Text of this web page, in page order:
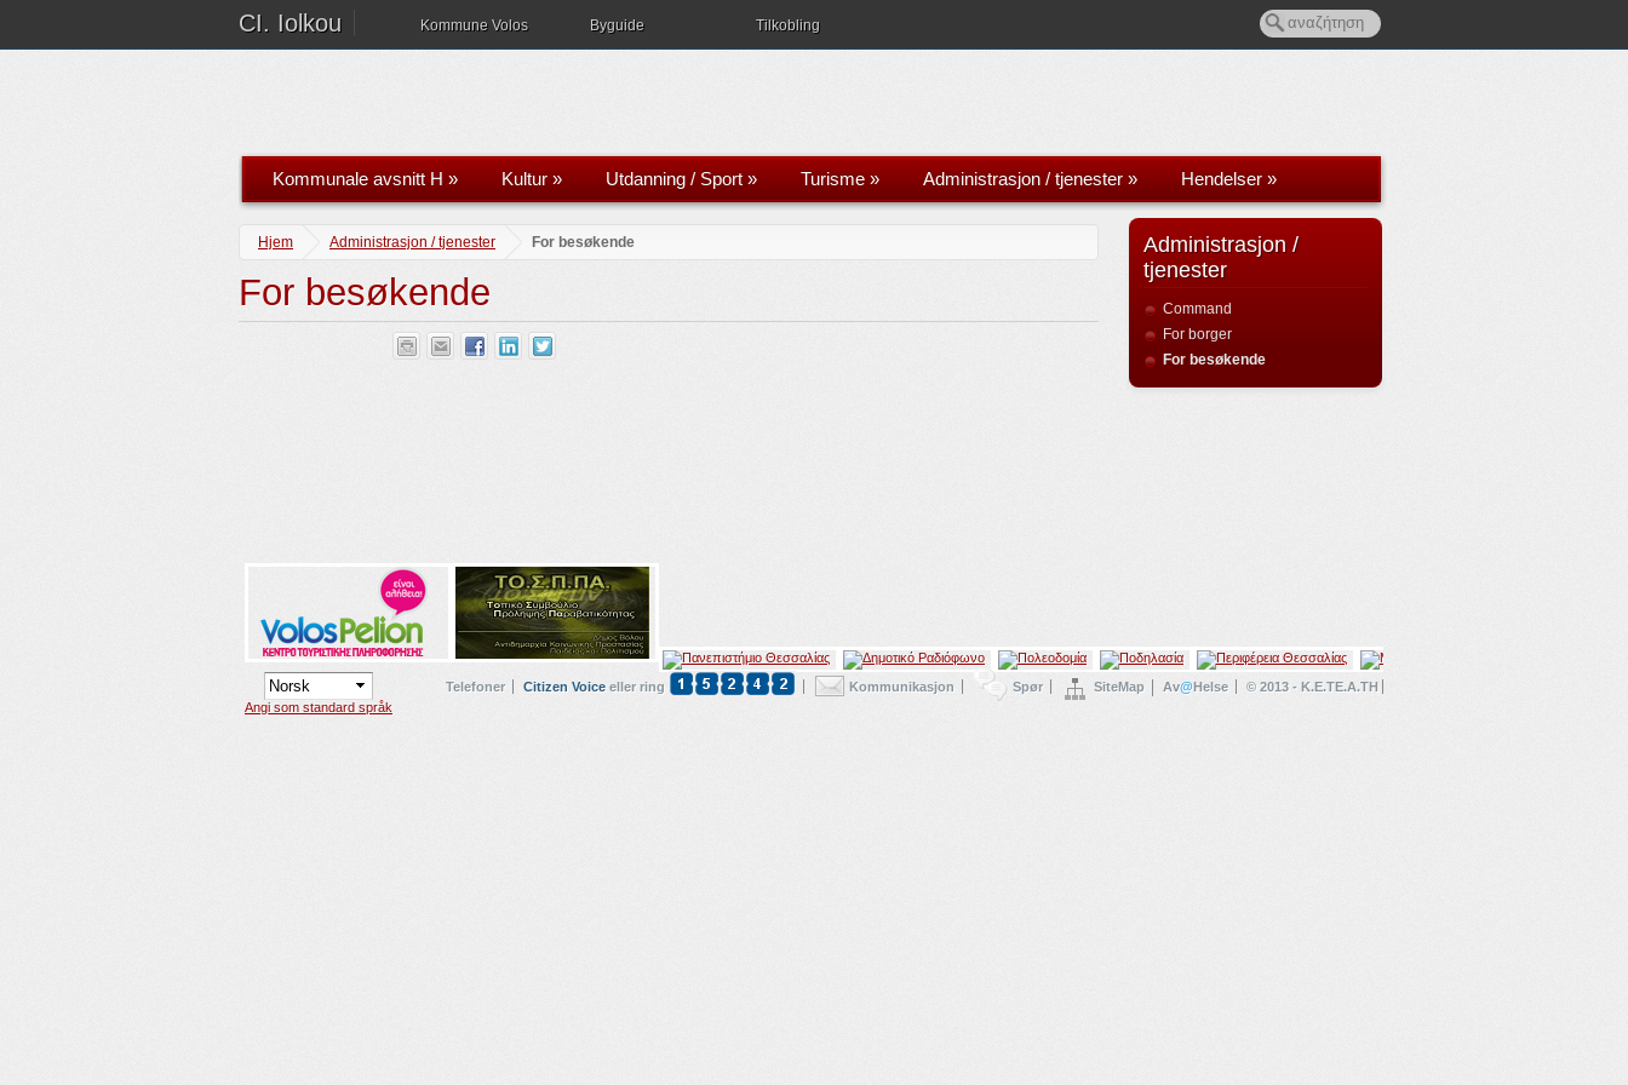
CI. Iolkou Kommune Volos Byguide Tilkobling
Kommunale avsnitt H » Kultur » Utdanning / Sport » Turisme » Administrasjon / tjenester » Hendelser »
Hjem Administrasjon / tjenester For besøkende
For besøkende
Administrasjon /
tjenester
Command
For borger
For besøkende
Angi som standard språk
Telefoner Citizen Voice eller ring Kommunikasjon Spør SiteMap Av@Helse © 2013 - K.E.TE.A.TH